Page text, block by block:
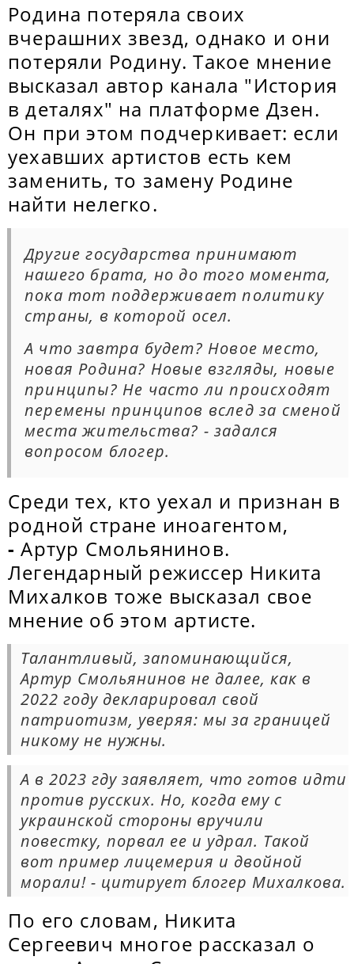
Родина потеряла своих
вчерашних звезд, однако и они
потеряли Родину. Такое мнение
высказал автор канала "История
в деталях" на платформе Дзен.
Он при этом подчеркивает: если
уехавших артистов есть кем
заменить, то замену Родине
найти нелегко.
Другие государства принимают
нашего брата, но до того момента,
пока тот поддерживает политику
страны, в которой осел.
А что завтра будет? Новое место,
новая Родина? Новые взгляды, новые
принципы? Не часто ли происходят
перемены принципов вслед за сменой
места жительства? - задался
вопросом блогер.
Среди тех, кто уехал и признан в
родной стране иноагентом,
-Артур Смольянинов.
Легендарный режиссер Никита
Михалков тоже высказал свое
мнение об этом артисте.
Талантливый, запоминающийся,
Артур Смольянинов не далее, как в
2022 году декларировал свой
патриотизм, уверяя: мы за границей
никому не нужны.
А в 2023 гду заявляет, что готов идти
против русских. Но, когда ему с
украинской стороны вручили
повестку, порвал ее и удрал. Такой
вот пример лицемерия и двойной
морали! - цитирует блогер Михалкова.
По его словам, Никита
Сергеевич многое рассказал о